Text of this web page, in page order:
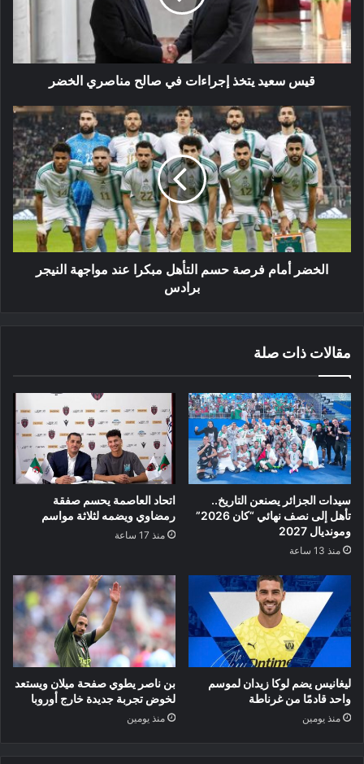
صالح
مناصري
الخضر
قيس سعيد يتخذ إجراءات في صالح مناصري الخضر
الخضر
أمام
فرصة
حسم
التأهل
مبكرا
عند
مواجهة
النيجر
برادسالخضر أمام فرصة حسم التأهل مبكرا عند مواجهة النيجر
برادس
مقالات ذات صلة
سيدات الجزائر يصنعن التاريخ..
تأهل إلى نصف نهائي “كان 2026”
ومونديال 2027
منذ 13 ساعة
اتحاد العاصمة يحسم صفقة
رمضاوي ويضمه لثلاثة مواسم
منذ 17 ساعة
ليغانيس يضم لوكا زيدان لموسم
واحد قادمًا من غرناطة
منذ يومين
بن ناصر يطوي صفحة ميلان ويستعد
لخوض تجربة جديدة خارج أوروبا
منذ يومين